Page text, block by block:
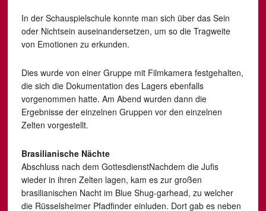
In der Schauspielschule konnte man sich über das Sein
oder Nichtsein auseinandersetzen, um so die Tragweite
von Emotionen zu erkunden.
Dies wurde von einer Gruppe mit Filmkamera festgehalten,
die sich die Dokumentation des Lagers ebenfalls
vorgenommen hatte. Am Abend wurden dann die
Ergebnisse der einzelnen Gruppen vor den einzelnen
Zelten vorgestellt.
Brasilianische Nächte
Abschluss nach dem GottesdienstNachdem die Jufis
wieder in ihren Zelten lagen, kam es zur großen
brasilianischen Nacht im Blue Shug-garhead, zu welcher
die Rüsselsheimer Pfadfinder einluden. Dort gab es neben